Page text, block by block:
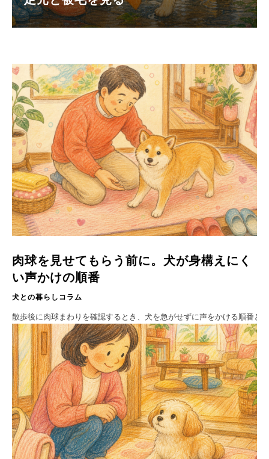
肉球を見せてもらう前に。犬が身構えにく
い声かけの順番
犬との暮らしコラム
散歩後に肉球まわりを確認するとき、犬を急がせずに声をかける順番